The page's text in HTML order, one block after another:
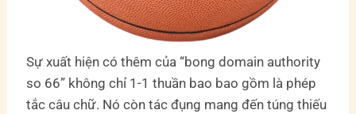
Sự xuất hiện có thêm của “bong domain authority
so 66” không chỉ 1-1 thuần bao bao gồm là phép
tắc câu chữ. Nó còn tác đụng mang đến túng thiếu